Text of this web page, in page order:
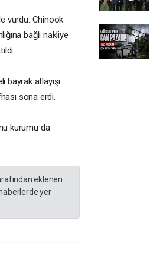
vurdu. Chinook
bağlı nakliye
bayrak atlayışı
sona erdi.
kurumu da
eklenen
yer